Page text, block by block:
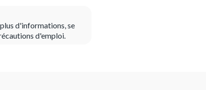
d'informations, se
d'emploi.